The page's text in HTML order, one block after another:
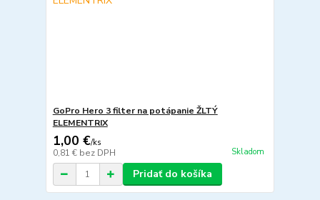
GoPro Hero 3 filter na potápanie ŽLTÝ
ELEMENTRIX
1,00 €/ks
0,81 € bez DPH Skladom
Pridať do košíka